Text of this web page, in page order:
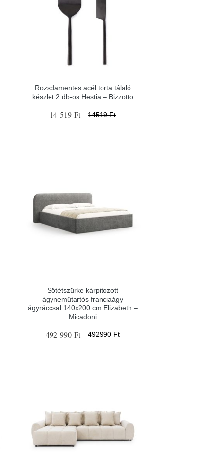
Rozsdamentes acél torta tálaló
készlet 2 db-os Hestia – Bizzotto
14 519 Ft 14519 Ft
Sötétszürke kárpitozott
ágyneműtartós franciaágy
ágyráccsal 140x200 cm Elizabeth –
Micadoni
492 990 Ft 492990 Ft